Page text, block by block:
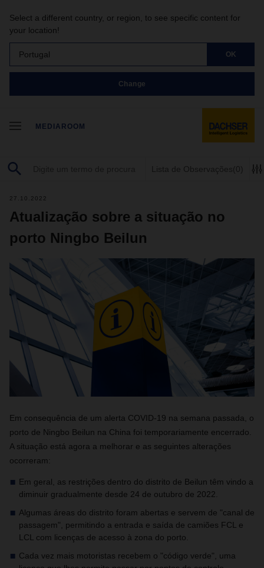
Select a different country, or region, to see specific content for
your location!
Portugal OK
Change
MEDIAROOM
Lista de Observações (0)
27.10.2022
Atualização sobre a situação no
porto Ningbo Beilun
Em consequência de um alerta COVID-19 na semana passada, o
porto de Ningbo Beilun na China foi temporariamente encerrado.
A situação está agora a melhorar e as seguintes alterações
ocorreram:
Em geral, as restrições dentro do distrito de Beilun têm vindo a
diminuir gradualmente desde 24 de outubro de 2022.
Algumas áreas do distrito foram abertas e servem de "canal de
passagem", permitindo a entrada e saída de camiões FCL e
LCL com licenças de acesso à zona do porto.
Cada vez mais motoristas recebem o "código verde", uma